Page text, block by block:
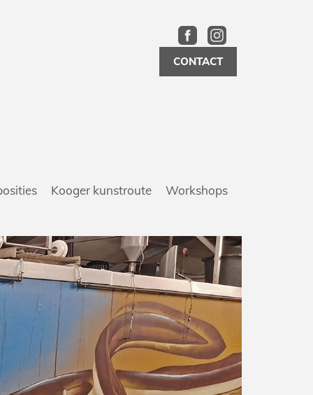
CONTACT
Kooger kunstroute Workshops